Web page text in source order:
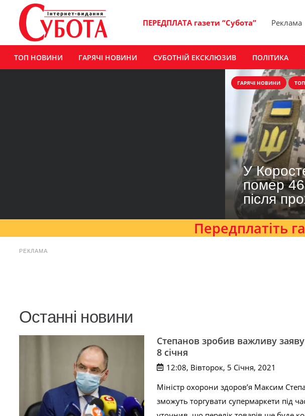
ПЕРЕДПЛАТА газети “Субота” Реклама
ТОП НОВИНИ ГАРЯЧІ НОВИНИ СУБОТНІЙ ЕКСКЛЮЗИВ ПОЛІТИКА
ГАРЯЧІ НОВИНИ
У
помер
після
Передплатіть
РЕКЛАМА
Останні новини
Степанов зробив важливу
8 січня
12:08, Вівторок, 5 Січня, 2021
Міністр охорони здоров’я Максим
зможуть торгувати супермаркети під